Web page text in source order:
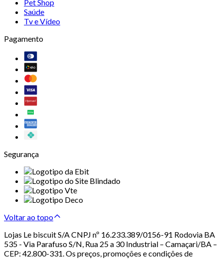
Pet Shop
Saúde
Tv e Vídeo
Pagamento
Segurança
Voltar ao topo
Lojas Le biscuit S/A CNPJ nº 16.233.389/0156-91 Rodovia BA
535 - Via Parafuso S/N, Rua 25 a 30 Industrial – Camaçari/BA –
CEP: 42.800-331. Os preços, promoções e condições de